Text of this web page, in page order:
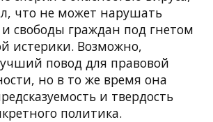
что не может нарушать
свободы граждан под гнетом
истерики. Возможно,
повод для правовой
но в то же время она
и твердость
политика.